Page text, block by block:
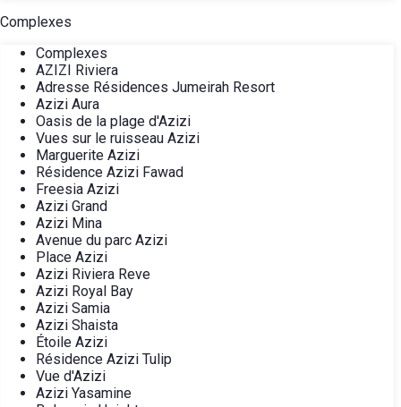
Complexes
Complexes
AZIZI Riviera
Adresse Résidences Jumeirah Resort
Azizi Aura
Oasis de la plage d'Azizi
Vues sur le ruisseau Azizi
Marguerite Azizi
Résidence Azizi Fawad
Freesia Azizi
Azizi Grand
Azizi Mina
Avenue du parc Azizi
Place Azizi
Azizi Riviera Reve
Azizi Royal Bay
Azizi Samia
Azizi Shaista
Étoile Azizi
Résidence Azizi Tulip
Vue d'Azizi
Azizi Yasamine